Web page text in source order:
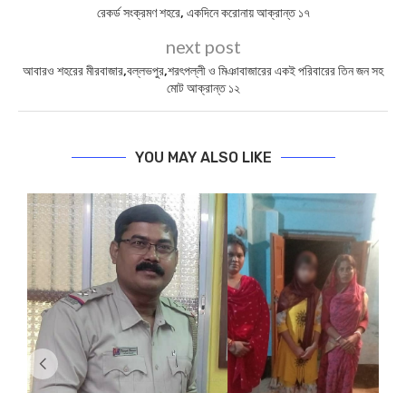
রেকর্ড সংক্রমণ শহরে, একদিনে করোনায় আক্রান্ত ১৭
next post
আবারও শহরের মীরবাজার,বল্লভপুর,শরৎপল্লী ও মিঞাবাজারের একই পরিবারের তিন জন সহ
মোট আক্রান্ত ১২
YOU MAY ALSO LIKE